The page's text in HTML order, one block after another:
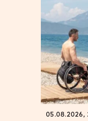
05.08.2026,